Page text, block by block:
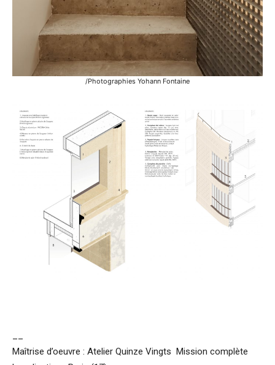
/Photographies Yohann Fontaine
Maîtrise d’oeuvre : Atelier Quinze Vingts Mission complète